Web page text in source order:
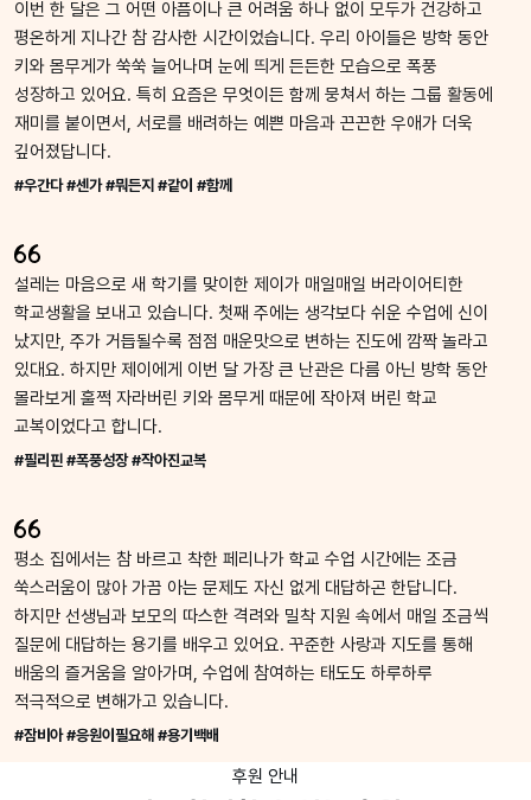
이번 한 달은 그 어떤 아픔이나 큰 어려움 하나 없이 모두가 건강하고
평온하게 지나간 참 감사한 시간이었습니다. 우리 아이들은 방학 동안
키와 몸무게가 쑥쑥 늘어나며 눈에 띄게 든든한 모습으로 폭풍
성장하고 있어요. 특히 요즘은 무엇이든 함께 뭉쳐서 하는 그룹 활동에
재미를 붙이면서, 서로를 배려하는 예쁜 마음과 끈끈한 우애가 더욱
깊어졌답니다.
#우간다 #센가 #뭐든지 #같이 #함께
설레는 마음으로 새 학기를 맞이한 제이가 매일매일 버라이어티한
학교생활을 보내고 있습니다. 첫째 주에는 생각보다 쉬운 수업에 신이
났지만, 주가 거듭될수록 점점 매운맛으로 변하는 진도에 깜짝 놀라고
있대요. 하지만 제이에게 이번 달 가장 큰 난관은 다름 아닌 방학 동안
몰라보게 훌쩍 자라버린 키와 몸무게 때문에 작아져 버린 학교
교복이었다고 합니다.
#필리핀 #폭풍성장 #작아진교복
평소 집에서는 참 바르고 착한 페리나가 학교 수업 시간에는 조금
쑥스러움이 많아 가끔 아는 문제도 자신 없게 대답하곤 한답니다.
하지만 선생님과 보모의 따스한 격려와 밀착 지원 속에서 매일 조금씩
질문에 대답하는 용기를 배우고 있어요. 꾸준한 사랑과 지도를 통해
배움의 즐거움을 알아가며, 수업에 참여하는 태도도 하루하루
적극적으로 변해가고 있습니다.
#잠비아 #응원이필요해 #용기백배
후원 안내